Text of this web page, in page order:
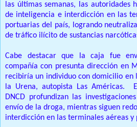
las últimas semanas, las autoridades
de inteligencia e interdicción en las
portuarias del país, logrando
de tráfico ilícito de sustancias
Cabe destacar que la caja fue
compañía con presunta dirección en
recibiría un individuo con domicilio
la Urena, autopista Las Américas.
DNCD profundizan las
envío de la droga, mientras siguen
interdicción en las terminales aéreas y